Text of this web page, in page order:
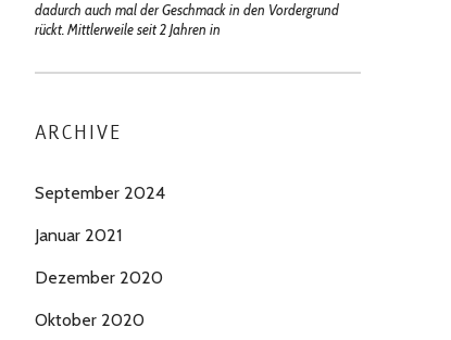
dadurch auch mal der Geschmack in den Vordergrund
rückt. Mittlerweile seit 2 Jahren in
ARCHIVE
September 2024
Januar 2021
Dezember 2020
Oktober 2020